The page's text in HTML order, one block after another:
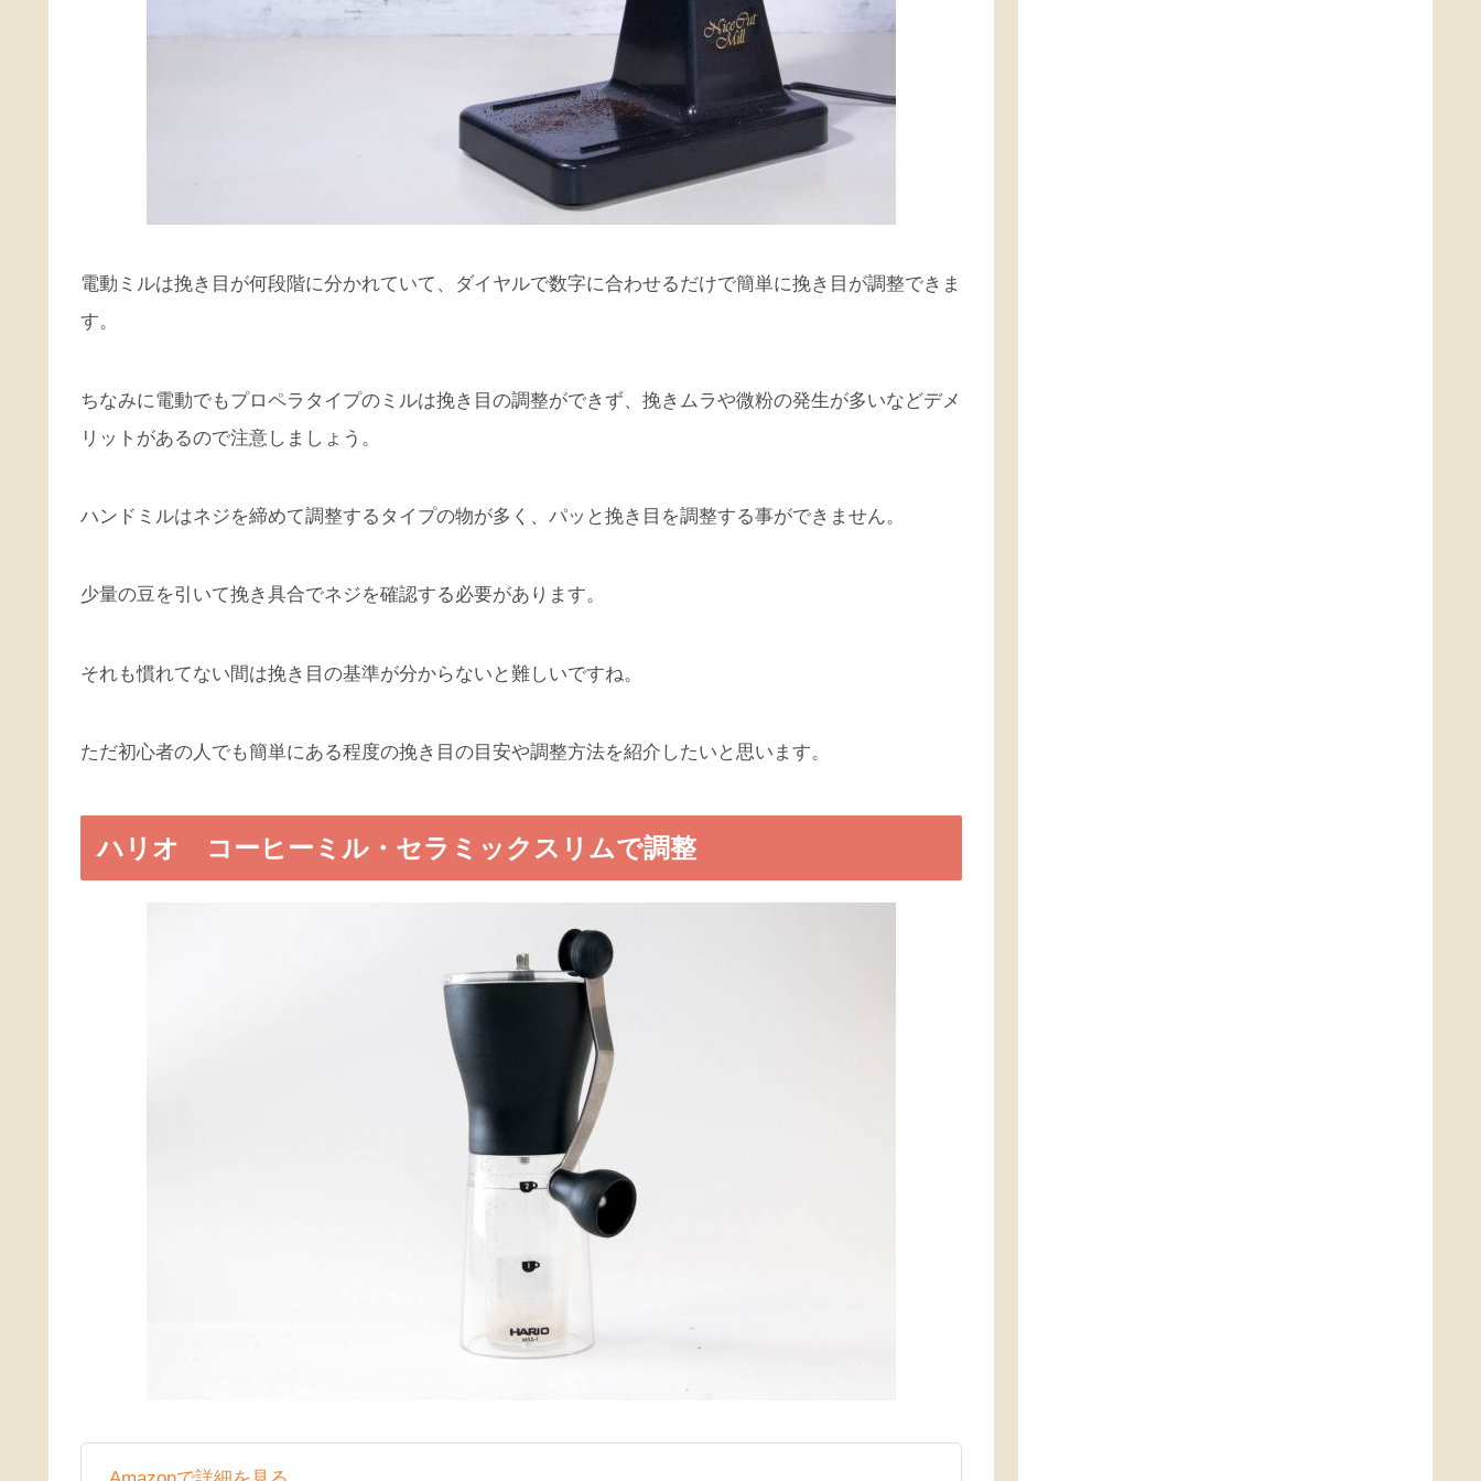
電動ミルは挽き目が何段階に分かれていて、ダイヤルで数字に合わせるだけで簡単に挽き目が調整できま
す。
ちなみに電動でもプロペラタイプのミルは挽き目の調整ができず、挽きムラや微粉の発生が多いなどデメ
リットがあるので注意しましょう。
ハンドミルはネジを締めて調整するタイプの物が多く、パッと挽き目を調整する事ができません。
少量の豆を引いて挽き具合でネジを確認する必要があります。
それも慣れてない間は挽き目の基準が分からないと難しいですね。
ただ初心者の人でも簡単にある程度の挽き目の目安や調整方法を紹介したいと思います。
ハリオ コーヒーミル・セラミックスリムで調整